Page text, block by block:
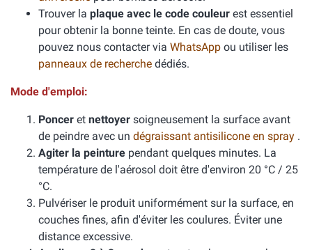
Trouver la plaque avec le code couleur est essentiel
pour obtenir la bonne teinte. En cas de doute, vous
pouvez nous contacter via WhatsApp ou utiliser les
panneaux de recherche dédiés.
Mode d'emploi:
Poncer et nettoyer soigneusement la surface avant
de peindre avec un dégraissant antisilicone en spray .
Agiter la peinture pendant quelques minutes. La
température de l'aérosol doit être d'environ 20 °C / 25
°C.
Pulvériser le produit uniformément sur la surface, en
couches fines, afin d'éviter les coulures. Éviter une
distance excessive.